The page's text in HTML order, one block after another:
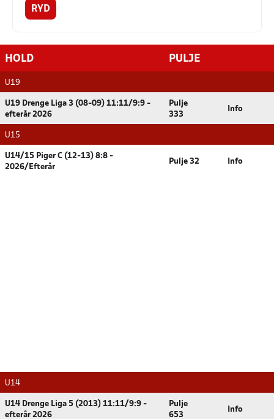
RYD
HOLD PULJE
U19
U19 Drenge Liga 3 (08-09) 11:11/9:9 -
efterår 2026
Pulje
333
Info
U15
U14/15 Piger C (12-13) 8:8 -
2026/Efterår
Pulje 32 Info
U14
U14 Drenge Liga 5 (2013) 11:11/9:9 -
efterår 2026
Pulje
653
Info